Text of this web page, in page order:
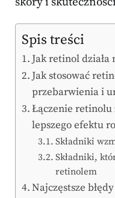
Spis treści
Jak retinol
Jak stosować
przebarwienia i
Łączenie retinolu
lepszego efektu
Składniki
Składniki,
retinolem
Najczęstsze